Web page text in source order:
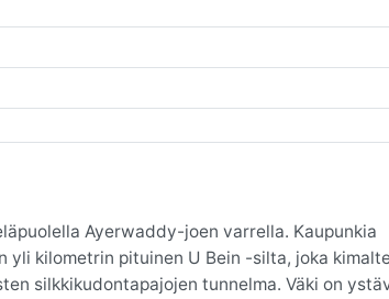
Ayerwaddy-joen varrella. Kaupunkia
kilometrin pituinen U Bein -silta, joka
silkkikudontapajojen tunnelma. Väki on